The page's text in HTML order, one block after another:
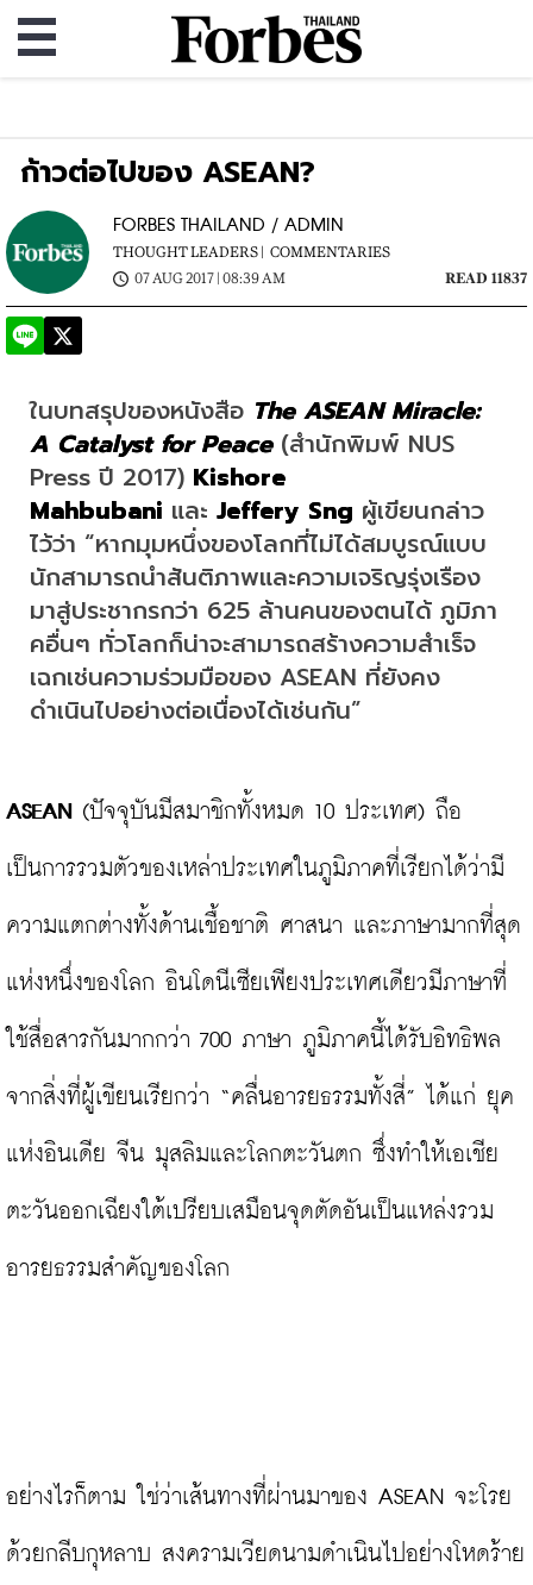
ก้าวต่อไปของ ASEAN?
FORBES THAILAND / ADMIN
THOUGHT LEADERS |
COMMENTARIES
07 AUG 2017 | 08:39 AM
READ 11837
ในบทสรุปของหนังสือ The ASEAN Miracle:
A Catalyst for Peace (สำนักพิมพ์ NUS
Press ปี 2017) Kishore
Mahbubani และ Jeffery Sng ผู้เขียนกล่าว
ไว้ว่า “หากมุมหนึ่งของโลกที่ไม่ได้สมบูรณ์แบบ
นักสามารถนำสันติภาพและความเจริญรุ่งเรือง
มาสู่ประชากรกว่า 625 ล้านคนของตนได้ ภูมิภา
คอื่นๆ ทั่วโลกก็น่าจะสามารถสร้างความสำเร็จ
เฉกเช่นความร่วมมือของ ASEAN ที่ยังคง
ดำเนินไปอย่างต่อเนื่องได้เช่นกัน”
ASEAN (ปัจจุบันมีสมาชิกทั้งหมด 10 ประเทศ) ถือ
เป็นการรวมตัวของเหล่าประเทศในภูมิภาคที่เรียกได้ว่ามี
ความแตกต่างทั้งด้านเชื้อชาติ ศาสนา และภาษามากที่สุด
แห่งหนึ่งของโลก อินโดนีเซียเพียงประเทศเดียวมีภาษาที่
ใช้สื่อสารกันมากกว่า 700 ภาษา ภูมิภาคนี้ได้รับอิทธิพล
จากสิ่งที่ผู้เขียนเรียกว่า “คลื่นอารยธรรมทั้งสี่” ได้แก่ ยุค
แห่งอินเดีย จีน มุสลิมและโลกตะวันตก ซึ่งทำให้เอเชีย
ตะวันออกเฉียงใต้เปรียบเสมือนจุดตัดอันเป็นแหล่งรวม
อารยธรรมสำคัญของโลก
อย่างไรก็ตาม ใช่ว่าเส้นทางที่ผ่านมาของ ASEAN จะโรย
ด้วยกลีบกุหลาบ สงครามเวียดนามดำเนินไปอย่างโหดร้าย